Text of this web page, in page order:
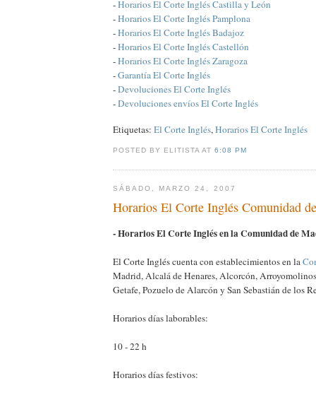
-Horarios El Corte Inglés Castilla y León
-Horarios El Corte Inglés Pamplona
-Horarios El Corte Inglés Badajoz
-Horarios El Corte Inglés Castellón
-Horarios El Corte Inglés Zaragoza
-Garantía El Corte Inglés
-Devoluciones El Corte Inglés
-Devoluciones envíos El Corte Inglés
Etiquetas: El Corte Inglés,Horarios El Corte Inglés
POSTED BY ELITISTA AT6:08 PM
SÁBADO, MARZO 24, 2007
Horarios El Corte Inglés Comunidad
- Horarios El Corte Inglés en la Comunidad de
El Corte Inglés cuenta con establecimientos en la
Madrid, Alcalá de Henares, Alcorcón,
Getafe, Pozuelo de Alarcón y San Sebastián de los
Horarios días laborables:
10 - 22 h
Horarios días festivos: